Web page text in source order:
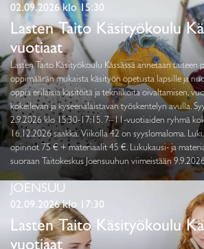
02.09.2026 klo 15:30
Lasten Taito Käsityökoulu
vuotiaat
Lasten Taito Käsityökoulu Kässässä annetaan taiteen
oppimäärän mukaista käsityön opetusta lapsille ja
oppia erilaisia käsitöitä ja tekniikoita oivaltamisen,
kokeilevan ja kyseenalaistavan työskentelyn avulla.
2.9.2026 klo 15:30-17:15. 7–11-vuotiaiden ryhmä
16.12.2026 saakka. Viikolla 42 on syyslomaloma.
opinnot 75 € + materiaalit 45 €. Lukukausi- ja
suoraan Taitokeskus Joensuuhun viimeistään
JOENSUU
02.09.2026 klo 17:30
Lasten Taito Käsityökoulu